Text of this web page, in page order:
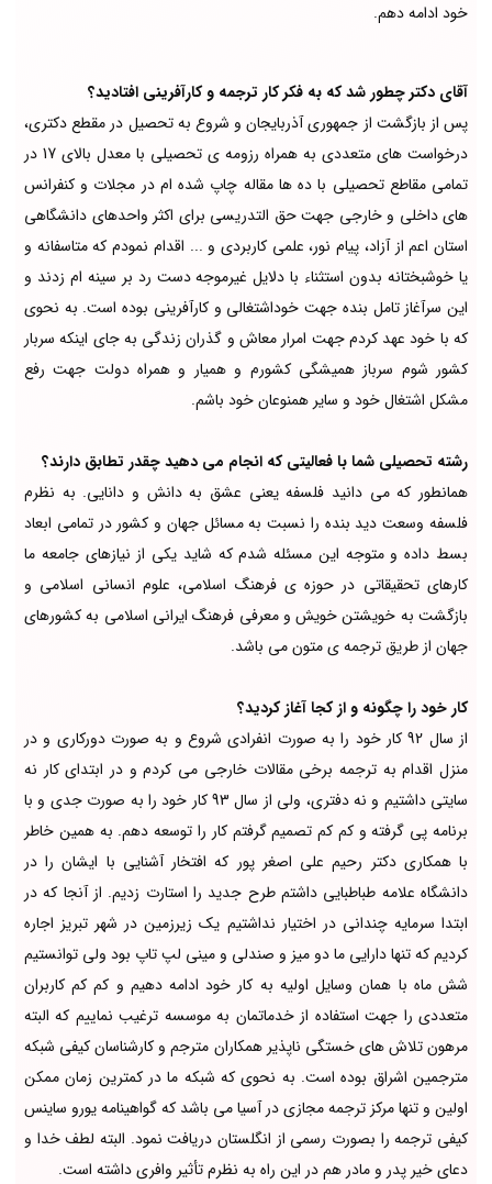
خود ادامه دهم.
آقای دکتر چطور شد که به فکر کار ترجمه و کارآفرینی افتادید؟
پس از بازگشت از جمهوری آذربایجان و شروع به تحصیل در مقطع دکتری،
درخواست های متعددی به همراه رزومه ی تحصیلی با معدل بالای 17 در
تمامی مقاطع تحصیلی با ده ها مقاله چاپ شده ام در مجلات و کنفرانس
های داخلی و خارجی جهت حق التدریسی برای اکثر واحدهای دانشگاهی
استان اعم از آزاد، پیام نور، علمی کاربردی و ... اقدام نمودم که متاسفانه و
یا خوشبختانه بدون استثناء با دلایل غیرموجه دست رد بر سینه ام زدند و
این سرآغاز تامل بنده جهت خوداشتغالی و کارآفرینی بوده است. به نحوی
که با خود عهد کردم جهت امرار معاش و گذران زندگی به جای اینکه سربار
کشور شوم سرباز همیشگی کشورم و همیار و همراه دولت جهت رفع
مشکل اشتغال خود و سایر همنوعان خود باشم.
رشته تحصیلی شما با فعالیتی که انجام می دهید چقدر تطابق دارند؟
همانطور که می دانید فلسفه یعنی عشق به دانش و دانایی. به نظرم
فلسفه وسعت دید بنده را نسبت به مسائل جهان و کشور در تمامی ابعاد
بسط داده و متوجه این مسئله شدم که شاید یکی از نیازهای جامعه ما
کارهای تحقیقاتی در حوزه ی فرهنگ اسلامی، علوم انسانی اسلامی و
بازگشت به خویشتن خویش و معرفی فرهنگ ایرانی اسلامی به کشورهای
جهان از طریق ترجمه ی متون می باشد.
کار خود را چگونه و از کجا آغاز کردید؟
از سال 92 کار خود را به صورت انفرادی شروع و به صورت دورکاری و در
منزل اقدام به ترجمه برخی مقالات خارجی می کردم و در ابتدای کار نه
سایتی داشتیم و نه دفتری، ولی از سال 93 کار خود را به صورت جدی و با
برنامه پی گرفته و کم کم تصمیم گرفتم کار را توسعه دهم. به همین خاطر
با همکاری دکتر رحیم علی اصغر پور که افتخار آشنایی با ایشان را در
دانشگاه علامه طباطبایی داشتم طرح جدید را استارت زدیم. از آنجا که در
ابتدا سرمایه چندانی در اختیار نداشتیم یک زیرزمین در شهر تبریز اجاره
کردیم که تنها دارایی ما دو میز و صندلی و مینی لپ تاپ بود ولی توانستیم
شش ماه با همان وسایل اولیه به کار خود ادامه دهیم و کم کم کاربران
متعددی را جهت استفاده از خدماتمان به موسسه ترغیب نماییم که البته
مرهون تلاش های خستگی ناپذیر همکاران مترجم و کارشناسان کیفی شبکه
مترجمین اشراق بوده است. به نحوی که شبکه ما در کمترین زمان ممکن
اولین و تنها مرکز ترجمه مجازی در آسیا می باشد که گواهینامه یورو ساینس
کیفی ترجمه را بصورت رسمی از انگلستان دریافت نمود. البته لطف خدا و
دعای خیر پدر و مادر هم در این راه به نظرم تأثیر وافری داشته است.